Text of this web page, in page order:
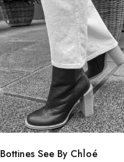
Bottines See By Chloé